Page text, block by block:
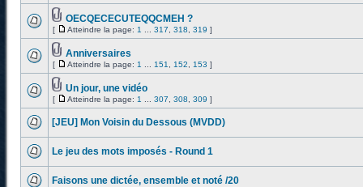
OECQECECUTEQQCMEH ?
[ Atteindre la page: 1 317 318 319 ]
Anniversaires
[ Atteindre la page: 1 151 152 153 ]
Un jour, une vidéo
[ Atteindre la page: 1 307 308 309 ]
[JEU] Mon Voisin du Dessous (MVDD)
Le jeu des mots imposés - Round 1
Faisons une dictée, ensemble et noté /20